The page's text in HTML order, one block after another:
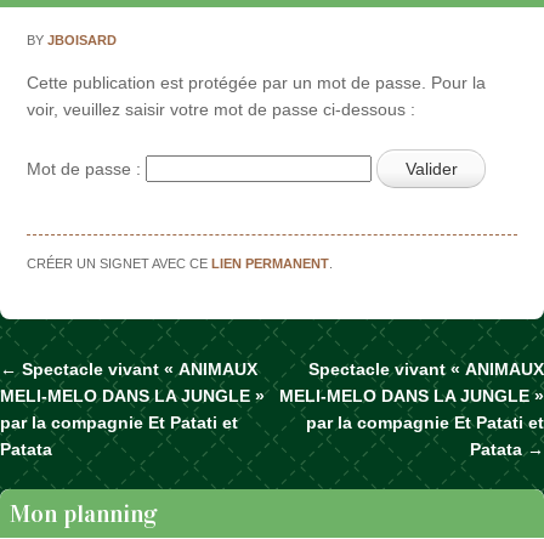
BYJBOISARD
Cette publication est protégée par un mot de passe. Pour la
voir, veuillez saisir votre mot de passe ci-dessous :
Mot de passe :
CRÉER UN SIGNET AVEC CELIEN PERMANENT
Naviguer dans les articles
←Spectacle vivant « ANIMAUX
MELI-MELO DANS LA JUNGLE »
par la compagnie Et Patati et
Patata
Spectacle vivant « ANIMAUX
MELI-MELO DANS LA JUNGLE »
par la compagnie Et Patati et
Patata→
Mon planning